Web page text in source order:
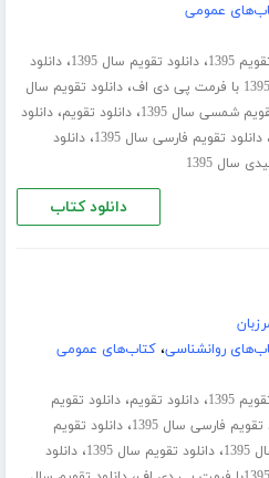
عمومی
1395 ،دانلود تقویم سال 1395 ،دانلود
،دانلود تقویم سال
شمسی سال 1395 ،دانلود تقویم،دانلود
،دانلود تقویم فارسی سال 1395 ،دانلود
سال 1395
دانلود کتاب
روانشناسی،کتاب‌های عمومی
1395 ،دانلود تقویم،دانلود تقویم
تقویم فارسی سال 1395 ،دانلود تقویم
،دانلود تقویم سال 1395 ،دانلود